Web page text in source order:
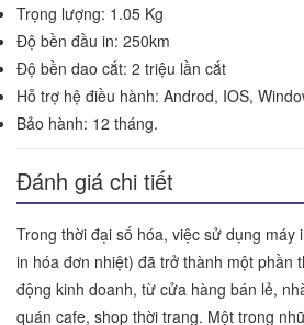
Trọng lượng: 1.05 Kg
Độ bền đầu in: 250km
Độ bền dao cắt: 2 triệu lần cắt
Hỗ trợ hệ điều hành: Androd, IOS,
Bảo hành: 12 tháng.
Đánh giá chi tiết
Trong thời đại số hóa, việc sử dụng máy
in hóa đơn nhiệt) đã trở thành một phần
động kinh doanh, từ cửa hàng bán lẻ,
quán cafe, shop thời trang. Một trong